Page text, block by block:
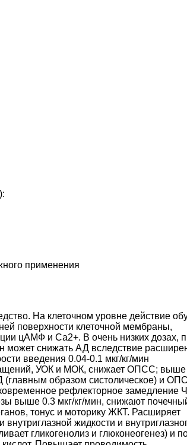
применения
На клеточном уровне действие
поверхности клеточной мембраны,
цАМФ и Ca2+. В очень низких дозах,
может снижать АД вследствие
введения 0.04-0.1 мкг/кг/мин
УОК и МОК, снижает ОПСС; выше
(главным образом систолическое) и
рефлекторное замедление
выше 0.3 мкг/кг/мин, снижают
тонус и моторику ЖКТ. Расширяет
жидкости и
гликогенолиз и глюконеогенез) и